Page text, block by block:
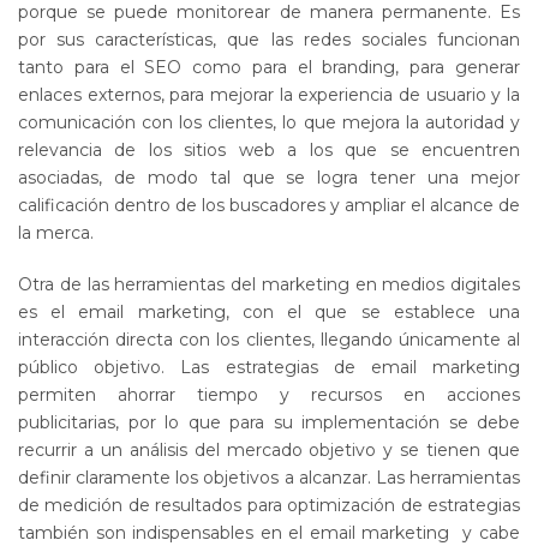
porque se puede monitorear de manera permanente. Es
por sus características, que las redes sociales funcionan
tanto para el SEO como para el branding, para generar
enlaces externos, para mejorar la experiencia de usuario y la
comunicación con los clientes, lo que mejora la autoridad y
relevancia de los sitios web a los que se encuentren
asociadas, de modo tal que se logra tener una mejor
calificación dentro de los buscadores y ampliar el alcance de
la merca.
Otra de las herramientas del marketing en medios digitales
es el email marketing, con el que se establece una
interacción directa con los clientes, llegando únicamente al
público objetivo. Las estrategias de email marketing
permiten ahorrar tiempo y recursos en acciones
publicitarias, por lo que para su implementación se debe
recurrir a un análisis del mercado objetivo y se tienen que
definir claramente los objetivos a alcanzar. Las herramientas
de medición de resultados para optimización de estrategias
también son indispensables en el email marketing y cabe